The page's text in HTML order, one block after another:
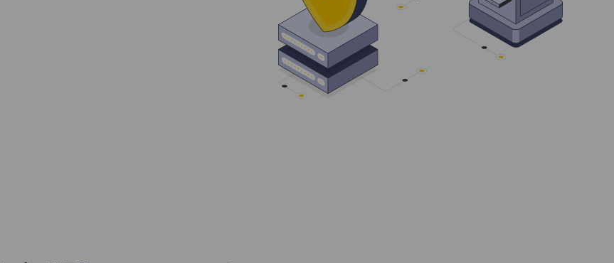
Comcast Xfinity代理服務
並保持我們網絡的完整性，
使用可能被其他isp阻止的